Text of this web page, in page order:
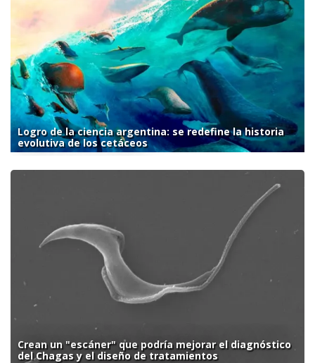
Logro de la ciencia argentina: se redefine la historia
evolutiva de los cetáceos
Crean un "escáner" que podría mejorar el diagnóstico
del Chagas y el diseño de tratamientos